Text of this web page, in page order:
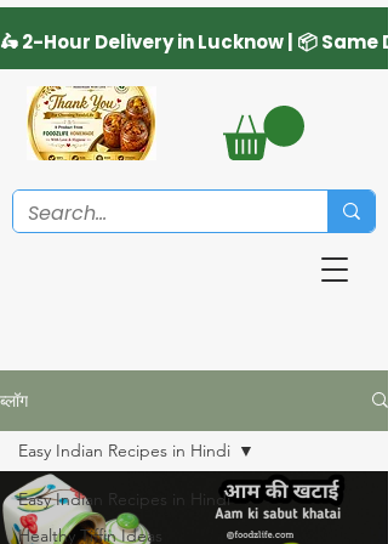
ब्लॉग
Easy Indian Recipes in Hindi
Healthy Tiffin Ideas
Easy Indian Recipes in Hindi